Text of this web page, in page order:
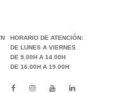
HORARIO DE ATENCIÓN:
DE LUNES A VIERNES
DE 9.00H A 14.00H
DE 16.00H A 19.00H